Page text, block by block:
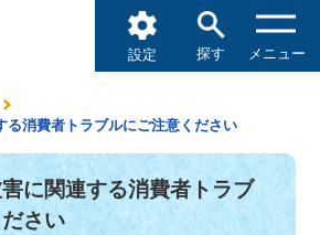
設定 探す メニュー
る消費者トラブルにご注意ください
に関連する消費者トラブ
さい